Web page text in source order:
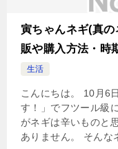
寅ちゃんネギ(真
販や購入方法・時
生活
こんにちは。 10月6
す！」でフツール級
がネギは辛いものと
ありません。 そん